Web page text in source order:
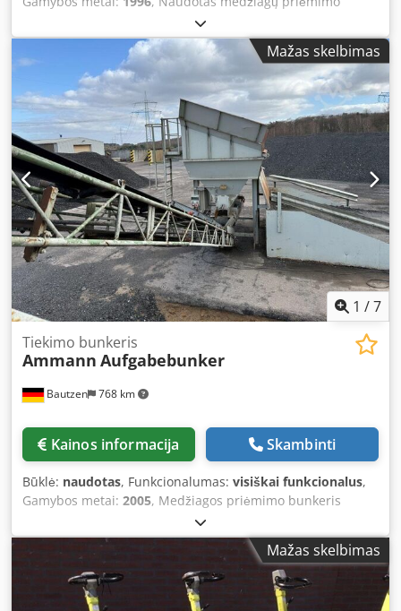
bunkeris – iškroviamasis konvejeris Dodpfx Aszq S Avjkleck
– transportavimo konvejeris
Mažas skelbimas
1 /7
Bautzen 768 km
Tiekimo bunkeris
Ammann Aufgabebunker
Kainos informacija Skambinti
Būklė: naudotas, Funkcionalumas: visiškai funkcionalus,
Gamybos metai: 2005, Medžiagos priėmimo bunkeris
Tinklelio grotelės Ištraukimo konvejeris Dcjdpfxszq Szre
Aklok 12 m ilgio konvejeris su 650 mm pločio juosta.
Mažas skelbimas